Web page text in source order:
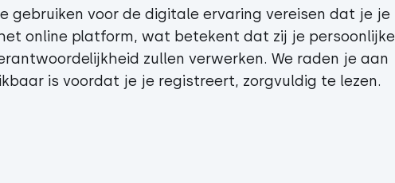
gebruiken voor de digitale ervaring vereisen dat je je
online platform, wat betekent dat zij je persoonlijke
zullen verwerken. We raden je aan
is voordat je je registreert, zorgvuldig te lezen.